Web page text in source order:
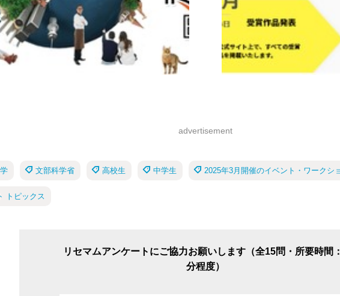
advertisement
文部科学省 高校生 中学生 2025年3月開催のイベント・ワークシ
トピックス
リセマムアンケートにご協力お願いします（全15問・所要時間
分程度）